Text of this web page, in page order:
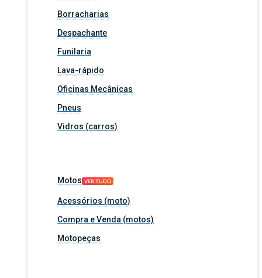
Borracharias
Despachante
Funilaria
Lava-rápido
Oficinas Mecânicas
Pneus
Vidros (carros)
Motos VER TUDO
Acessórios (moto)
Compra e Venda (motos)
Motopeças